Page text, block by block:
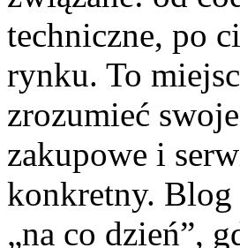
techniczne, po
rynku. To
zrozumieć
zakupowe i
konkretny. Blog
„na co dzień”,